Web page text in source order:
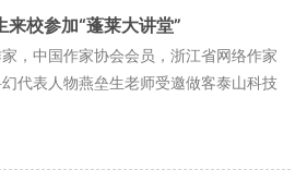
校参加“蓬莱大讲堂”
，中国作家协会会员，浙江省网络作家
代表人物燕垒生老师受邀做客泰山科技